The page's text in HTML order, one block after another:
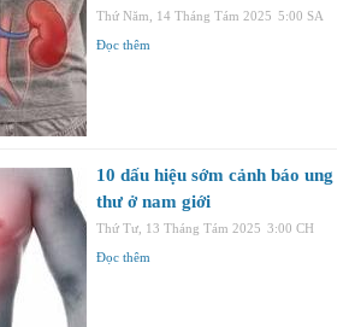
Thứ Năm, 14 Tháng Tám 2025 5:00 SA
Đọc thêm
10 dấu hiệu sớm cảnh báo ung
thư ở nam giới
Thứ Tư, 13 Tháng Tám 2025 3:00 CH
Đọc thêm